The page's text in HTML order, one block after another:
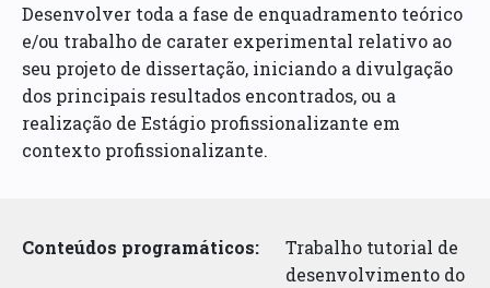
Desenvolver toda a fase de enquadramento teórico
e/ou trabalho de carater experimental relativo ao
seu projeto de dissertação, iniciando a divulgação
dos principais resultados encontrados, ou a
realização de Estágio profissionalizante em
contexto profissionalizante.
Conteúdos programáticos:
Trabalho tutorial de
desenvolvimento do